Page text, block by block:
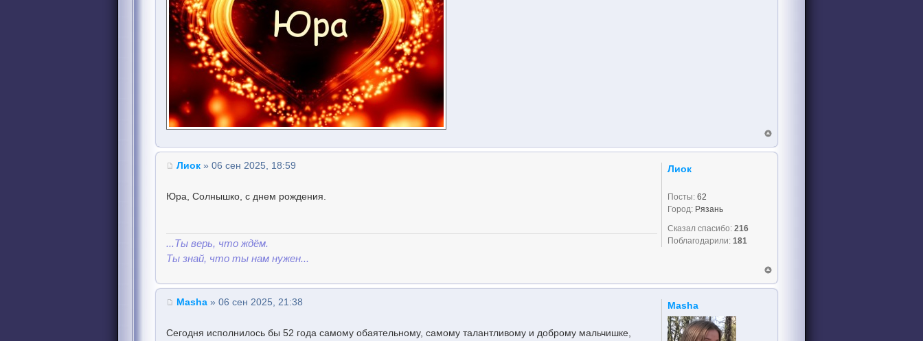
Лиок » 06 сен 2025, 18:59
Юра, Солнышко, с днем рождения.
...Ты верь, что ждём.
Ты знай, что ты нам нужен...
Лиок
Посты: 62
Город: Рязань
Сказал спасибо: 216
Поблагодарили: 181
Masha » 06 сен 2025, 21:38
Сегодня исполнилось бы 52 года самому обаятельному, самому талантливому и доброму мальчишке,
Masha